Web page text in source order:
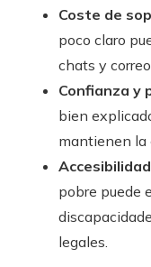
Coste de
poco claro
chats y
Confianza y
bien
mantienen la
pobre puede
legales.